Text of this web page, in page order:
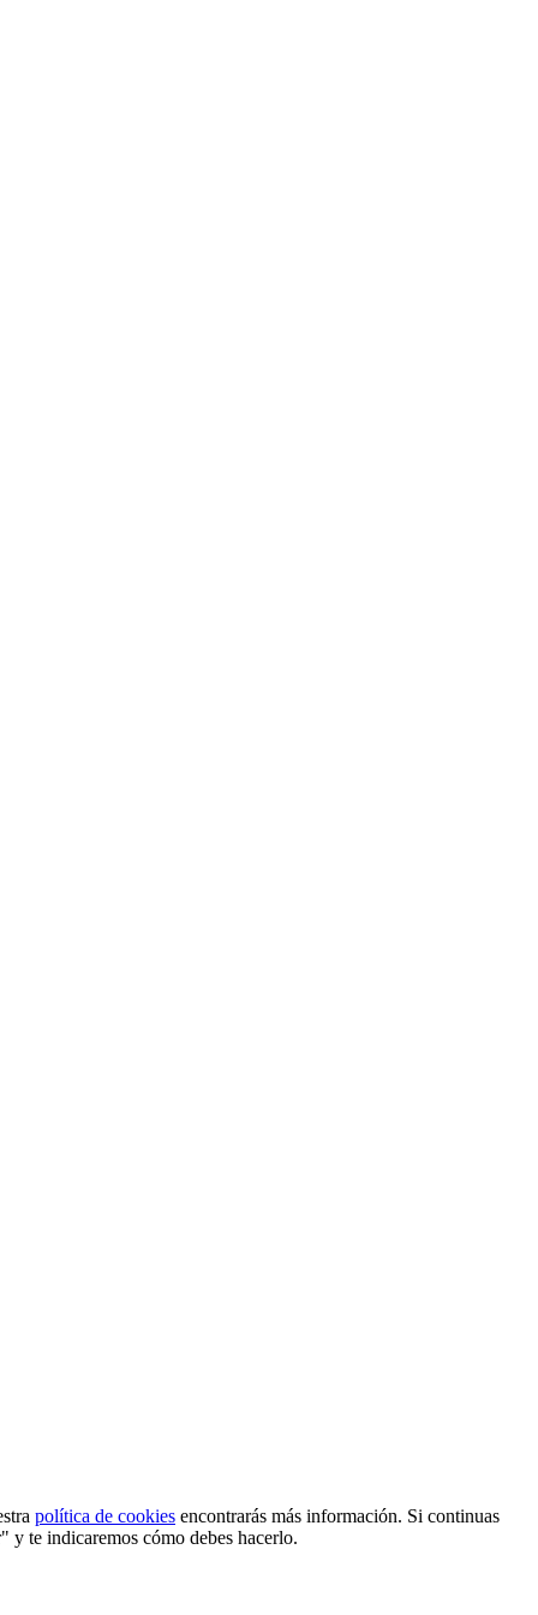
política de cookies encontrarás más información. Si continuas
y te indicaremos cómo debes hacerlo.